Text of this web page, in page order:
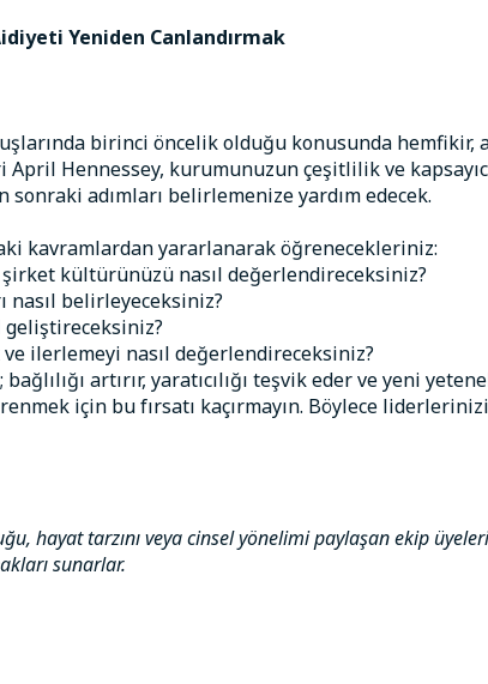
Yeniden Canlandırmak
birinci öncelik olduğu konusunda hemfikir,
Hennessey, kurumunuzun çeşitlilik ve
adımları belirlemenize yardım edecek.
kavramlardan yararlanarak öğrenecekleriniz:
kültürünüzü nasıl değerlendireceksiniz?
nasıl belirleyeceksiniz?
geliştireceksiniz?
ilerlemeyi nasıl değerlendireceksiniz?
artırır, yaratıcılığı teşvik eder ve yeni
için bu fırsatı kaçırmayın. Böylece
hayat tarzını veya cinsel yönelimi paylaşan ekip
sunarlar.